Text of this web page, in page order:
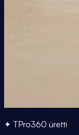
✦ TPro360 üretti